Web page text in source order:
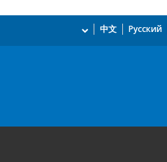
Русский
中文